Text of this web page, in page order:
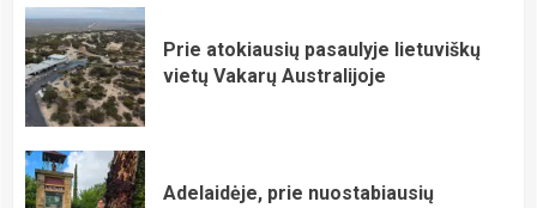
Prie atokiausių pasaulyje lietuviškų
vietų Vakarų Australijoje
Adelaidėje, prie nuostabiausių